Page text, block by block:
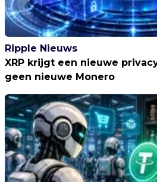
Ripple Nieuws
XRP krijgt een nieuwe
geen nieuwe Monero